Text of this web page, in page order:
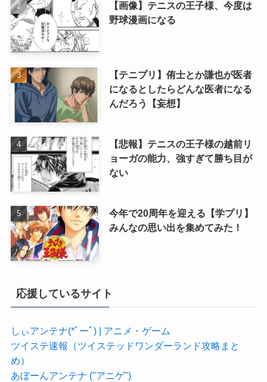
【画像】テニスの王子様、今度は
野球漫画になる
【テニプリ】侑士とか謙也が医者
になるとしたらどんな医者になる
んだろう【妄想】
【悲報】テニスの王子様の越前リ
ョーガの能力、強すぎて勝ち目が
ない
今年で20周年を迎える【学プリ】
みんなの思い出を集めてみた！
応援しているサイト
しぃアンテナ(*ﾟーﾟ) | アニメ・ゲーム
ツイステ速報（ツイステッドワンダーランド攻略まと
め）
あぼーんアンテナ ("アニゲ")